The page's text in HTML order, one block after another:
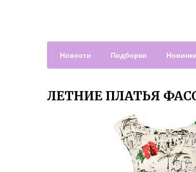
Новости Подборки
ЛЕТНИЕ ПЛАТЬЯ